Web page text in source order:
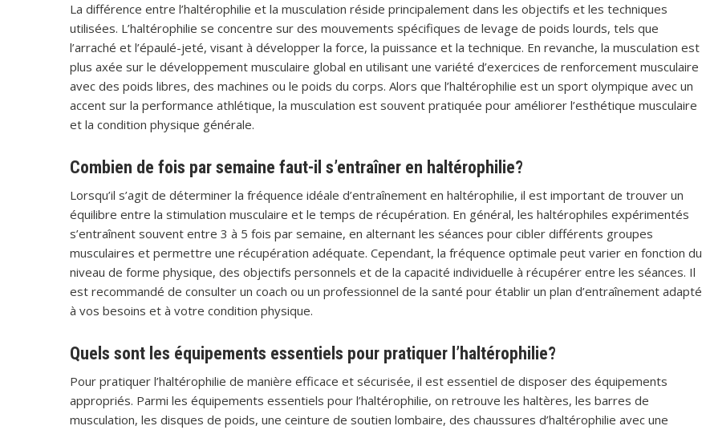
La différence entre l’haltérophilie et la musculation réside principalement dans les objectifs et les techniques
utilisées. L’haltérophilie se concentre sur des mouvements spécifiques de levage de poids lourds, tels que
l’arraché et l’épaulé-jeté, visant à développer la force, la puissance et la technique. En revanche, la musculation est
plus axée sur le développement musculaire global en utilisant une variété d’exercices de renforcement musculaire
avec des poids libres, des machines ou le poids du corps. Alors que l’haltérophilie est un sport olympique avec un
accent sur la performance athlétique, la musculation est souvent pratiquée pour améliorer l’esthétique musculaire
et la condition physique générale.
Combien de fois par semaine faut-il s’entraîner en haltérophilie?
Lorsqu’il s’agit de déterminer la fréquence idéale d’entraînement en haltérophilie, il est important de trouver un
équilibre entre la stimulation musculaire et le temps de récupération. En général, les haltérophiles expérimentés
s’entraînent souvent entre 3 à 5 fois par semaine, en alternant les séances pour cibler différents groupes
musculaires et permettre une récupération adéquate. Cependant, la fréquence optimale peut varier en fonction du
niveau de forme physique, des objectifs personnels et de la capacité individuelle à récupérer entre les séances. Il
est recommandé de consulter un coach ou un professionnel de la santé pour établir un plan d’entraînement adapté
à vos besoins et à votre condition physique.
Quels sont les équipements essentiels pour pratiquer l’haltérophilie?
Pour pratiquer l’haltérophilie de manière efficace et sécurisée, il est essentiel de disposer des équipements
appropriés. Parmi les équipements essentiels pour l’haltérophilie, on retrouve les haltères, les barres de
musculation, les disques de poids, une ceinture de soutien lombaire, des chaussures d’haltérophilie avec une